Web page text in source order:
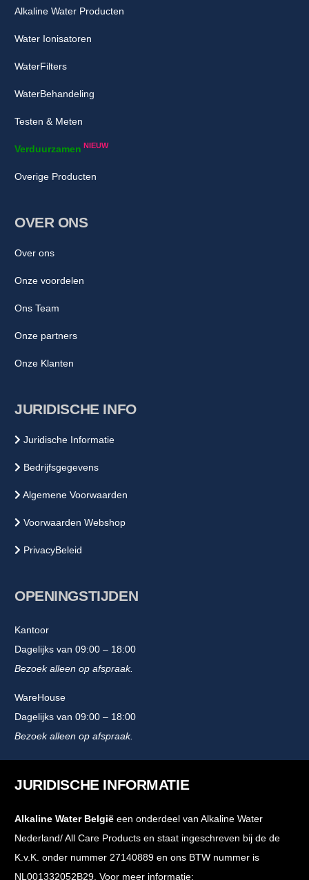
Alkaline Water Producten
Water Ionisatoren
WaterFilters
WaterBehandeling
Testen & Meten
Verduurzamen NIEUW
Overige Producten
OVER ONS
Over ons
Onze voordelen
Ons Team
Onze partners
Onze Klanten
JURIDISCHE INFO
Juridische Informatie
Bedrijfsgegevens
Algemene Voorwaarden
Voorwaarden Webshop
PrivacyBeleid
OPENINGSTIJDEN
Kantoor
Dagelijks van 09:00 – 18:00
Bezoek alleen op afspraak.
WareHouse
Dagelijks van 09:00 – 18:00
Bezoek alleen op afspraak.
JURIDISCHE INFORMATIE
Alkaline Water België een onderdeel van Alkaline Water
Nederland/ All Care Products en staat ingeschreven bij de de
K.v.K. onder nummer 27140889 en ons BTW nummer is
NL001332052B29. Voor meer informatie: